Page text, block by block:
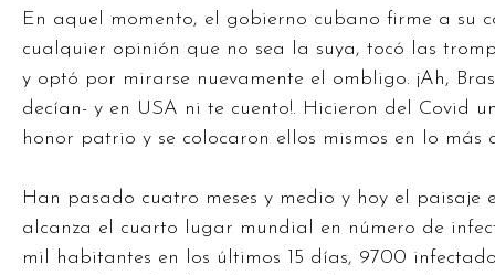
En aquel momento, el gobierno cubano firme a su
cualquier opinión que no sea la suya, tocó las
y optó por mirarse nuevamente el ombligo. ¡Ah,
decían- y en USA ni te cuento!. Hicieron del Covid
honor patrio y se colocaron ellos mismos en lo más
Han pasado cuatro meses y medio y hoy el paisaje
alcanza el cuarto lugar mundial en número de
mil habitantes en los últimos 15 días, 9700